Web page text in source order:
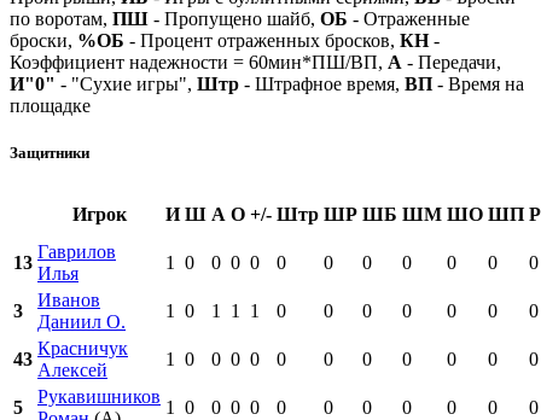
по воротам, ПШ - Пропущено шайб, ОБ - Отраженные
броски, %ОБ - Процент отраженных бросков, КН-
Коэффициент надежности = 60мин*ПШ/ВП, А - Передачи,
И"0" - "Сухие игры", Штр - Штрафное время, ВП - Время на
площадке
Защитники
Игрок И Ш А О +/- Штр ШР ШБ ШМ ШО ШП
13
Гаврилов
Илья
1 0 0 0 0 0 0 0 0 0 0 0
3
Иванов
Даниил О.
1 0 1 1 1 0 0 0 0 0 0 0
43
Красничук
Алексей
1 0 0 0 0 0 0 0 0 0 0 0
5
Рукавишников
1 0 0 0 0 0 0 0 0 0 0 0